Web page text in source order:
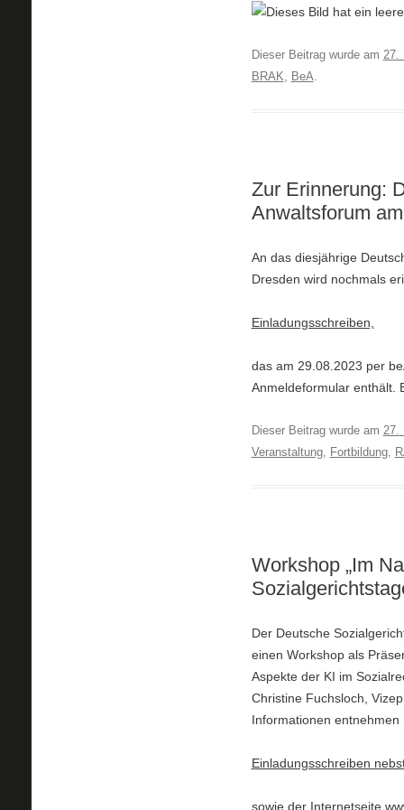
Dieser Beitrag wurde am 27.
BRAK, BeA.
Zur Erinnerung:
Anwaltsforum
An das diesjährige
Dresden wird nochmals
Einladungsschreiben,
das am 29.08.2023 per
Anmeldeformular enthält.
Dieser Beitrag wurde am 27.
Veranstaltung, Fortbildung,
Workshop „Im
Der Deutsche
einen Workshop als
Aspekte der KI im
Christine Fuchsloch,
Informationen entnehmen
Einladungsschreiben
sowie der Internetseite